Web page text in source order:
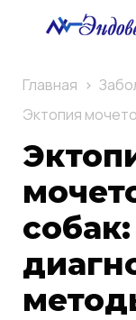
Главная
Эктопия